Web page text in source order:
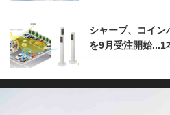
シャープ、コイン
を9月受注開始...1